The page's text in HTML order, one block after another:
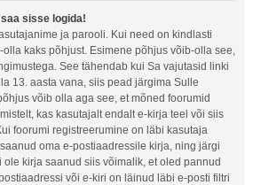
sisse logida!
ja parooli. Kui need on kindlasti
kaks põhjust. Esimene põhjus võib-olla see,
See tähendab kui Sa vajutasid linki
13. aasta vana, siis pead järgima Sulle
võib olla aga see, et mõned foorumid
kas kasutajalt endalt e-kirja teel või siis
foorumi registreerumine on läbi kasutaja
oma e-postiaadressile kirja, ning järgi
kirja saanud siis võimalik, et oled pannud
või e-kiri on läinud läbi e-posti filtri